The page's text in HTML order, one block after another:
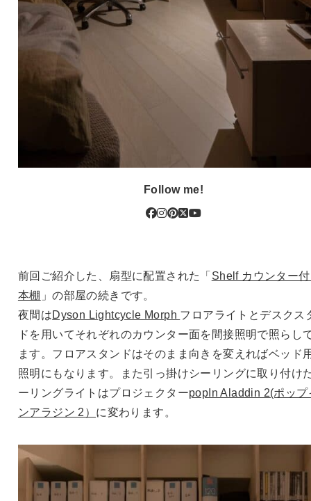
Follow me!
前回ご紹介した、扇型に配置された「 Shelf カウンター
本棚 」の部屋の続きです。
夜間はDyson Lightcycle Morph フロアライトとデスクス
ドを用いてそれぞれのカウンター面を間接照明で照らし
ます。フロアスタンドはそのまま向きを変えればベッド
照明にもなります。また引っ掛けシーリングに取り付け
ーリングライトはプロジェクターpopIn Aladdin 2(ポップ
ンアラジン 2） に変わります。